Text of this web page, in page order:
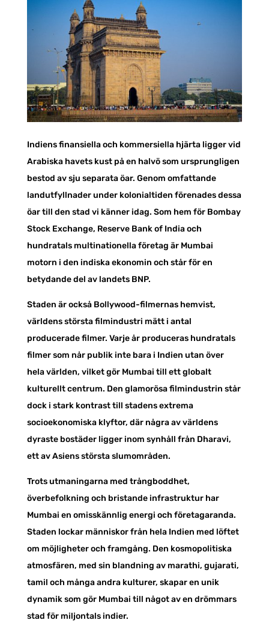
Indiens finansiella och kommersiella hjärta ligger vid
Arabiska havets kust på en halvö som ursprungligen
bestod av sju separata öar. Genom omfattande
landutfyllnader under kolonialtiden förenades dessa
öar till den stad vi känner idag. Som hem för Bombay
Stock Exchange, Reserve Bank of India och
hundratals multinationella företag är Mumbai
motorn i den indiska ekonomin och står för en
betydande del av landets BNP.
Staden är också Bollywood-filmernas hemvist,
världens största filmindustri mätt i antal
producerade filmer. Varje år produceras hundratals
filmer som når publik inte bara i Indien utan över
hela världen, vilket gör Mumbai till ett globalt
kulturellt centrum. Den glamorösa filmindustrin står
dock i stark kontrast till stadens extrema
socioekonomiska klyftor, där några av världens
dyraste bostäder ligger inom synhåll från Dharavi,
ett av Asiens största slumområden.
Trots utmaningarna med trångboddhet,
överbefolkning och bristande infrastruktur har
Mumbai en omisskännlig energi och företagaranda.
Staden lockar människor från hela Indien med löftet
om möjligheter och framgång. Den kosmopolitiska
atmosfären, med sin blandning av marathi, gujarati,
tamil och många andra kulturer, skapar en unik
dynamik som gör Mumbai till något av en drömmars
stad för miljontals indier.